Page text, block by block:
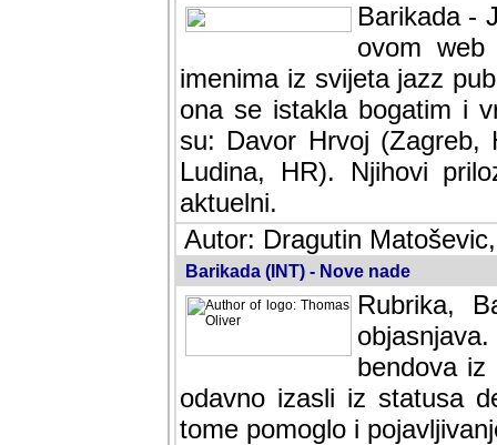
Barikada -
ovom web
imenima iz svijeta jazz
ona se istakla bogatim i
su: Davor Hrvoj (Zagreb,
Ludina, HR). Njihovi
aktuelni.
Autor: Dragutin
Barikada (INT) - Nove nade
Rubrika,
bendova
odavno izasli iz statusa
tome pomoglo i